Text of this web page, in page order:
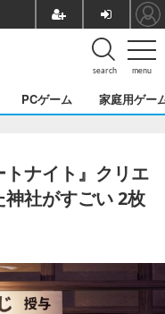
menu
search
PCゲーム 家庭用ゲー
ナイト』クリエ
社がすごい 2枚